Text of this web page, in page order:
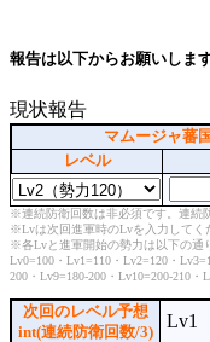
報告は以下からお願いします
現状報告
マムージャ蕃
レベル
※連続防衛回数は非必須です。連続
※Lvは次回進軍時のLvを入力してく
※各Lvと進軍開始の勢力は以下の通
Lv0=100・Lv1=110・Lv2=120・
200・Lv9=180-200・Lv10=200-210・
次回のレベル予想
int(連続防衛回数/3)
Lv1